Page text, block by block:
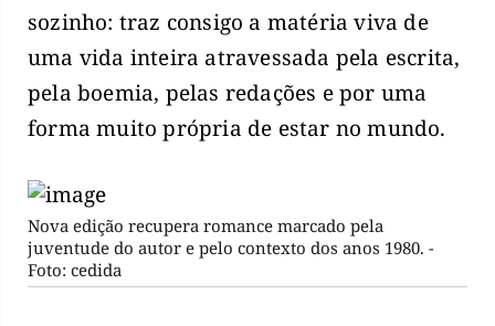
sozinho: traz consigo a matéria viva de
uma vida inteira atravessada pela escrita,
pela boemia, pelas redações e por uma
forma muito própria de estar no mundo.
Nova edição recupera romance marcado pela
juventude do autor e pelo contexto dos anos 1980. -
Foto: cedida